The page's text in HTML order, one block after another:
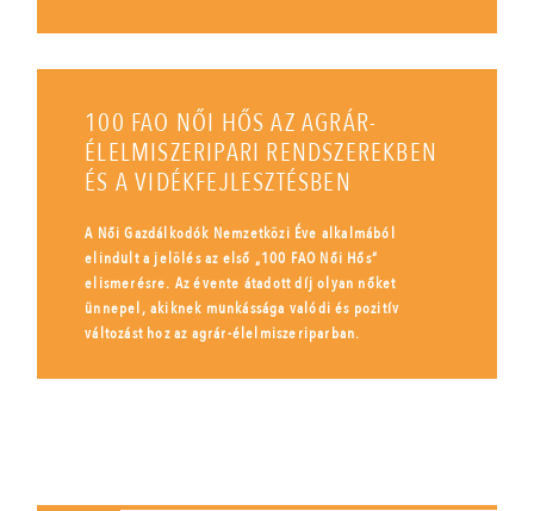
100 FAO NŐI HŐS AZ AGRÁR-
ÉLELMISZERIPARI RENDSZEREKBEN
ÉS A VIDÉKFEJLESZTÉSBEN
A Női Gazdálkodók Nemzetközi Éve alkalmából
elindult a jelölés az első „100 FAO Női Hős”
elismerésre. Az évente átadott díj olyan nőket
ünnepel, akiknek munkássága valódi és pozitív
változást hoz az agrár-élelmiszeriparban.